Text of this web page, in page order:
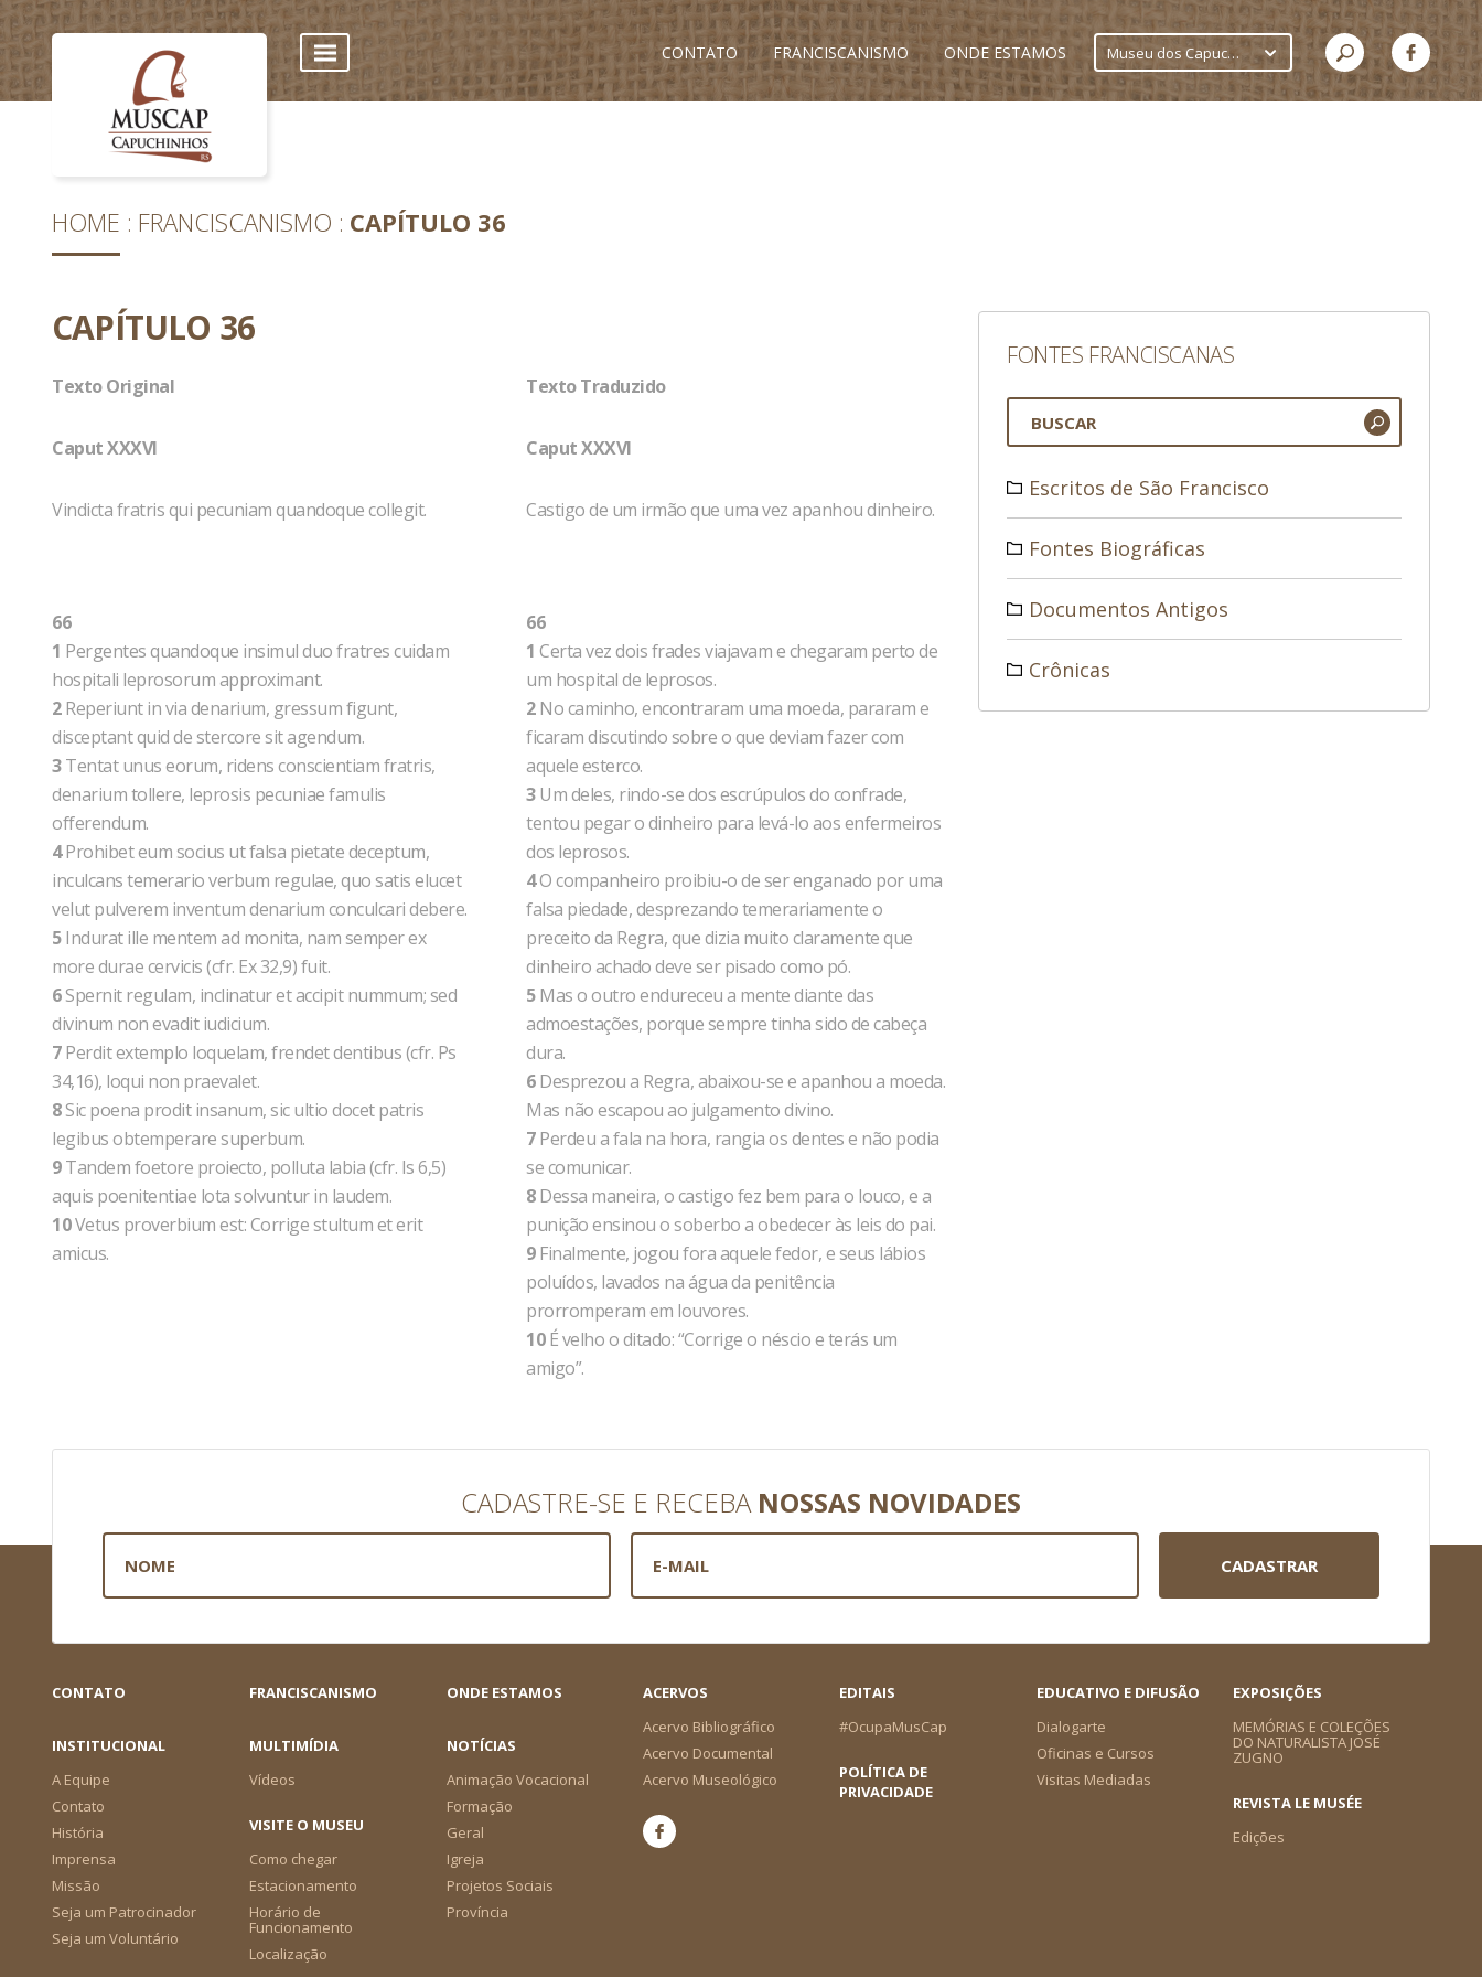
CONTATO FRANCISCANISMO ONDE ESTAMOS Museu dos Capuchinhos
HOME FRANCISCANISMO CAPÍTULO 36
CAPÍTULO 36
Texto Original
Caput XXXVI
Vindicta fratris qui pecuniam quandoque collegit.
66
1 Pergentes quandoque insimul duo fratres cuidam
hospitali leprosorum approximant.
2Reperiunt in via denarium, gressum figunt,
disceptant quid de stercore sit agendum.
3Tentat unus eorum, ridens conscientiam fratris,
denarium tollere, leprosis pecuniae famulis
offerendum.
4Prohibet eum socius ut falsa pietate deceptum,
inculcans temerario verbum regulae, quo satis elucet
velut pulverem inventum denarium conculcari debere.
5Indurat ille mentem ad monita, nam semper ex
more durae cervicis (cfr. Ex 32,9) fuit.
6Spernit regulam, inclinatur et accipit nummum; sed
divinum non evadit iudicium.
7Perdit extemplo loquelam, frendet dentibus (cfr. Ps
34,16), loqui non praevalet.
8Sic poena prodit insanum, sic ultio docet patris
legibus obtemperare superbum.
9Tandem foetore proiecto, polluta labia (cfr. Is 6,5)
aquis poenitentiae lota solvuntur in laudem.
10Vetus proverbium est: Corrige stultum et erit
amicus.
Texto Traduzido
Caput XXXVI
Castigo de um irmão que uma vez apanhou dinheiro.
66
1 Certa vez dois frades viajavam e chegaram perto de
um hospital de leprosos.
2No caminho, encontraram uma moeda, pararam e
ficaram discutindo sobre o que deviam fazer com
aquele esterco.
3Um deles, rindo-se dos escrúpulos do confrade,
tentou pegar o dinheiro para levá-lo aos enfermeiros
dos leprosos.
4O companheiro proibiu-o de ser enganado por uma
falsa piedade, desprezando temerariamente o
preceito da Regra, que dizia muito claramente que
dinheiro achado deve ser pisado como pó.
5Mas o outro endureceu a mente diante das
admoestações, porque sempre tinha sido de cabeça
dura.
6Desprezou a Regra, abaixou-se e apanhou a moeda.
Mas não escapou ao julgamento divino.
7Perdeu a fala na hora, rangia os dentes e não podia
se comunicar.
8Dessa maneira, o castigo fez bem para o louco, e a
punição ensinou o soberbo a obedecer às leis do pai.
9Finalmente, jogou fora aquele fedor, e seus lábios
poluídos, lavados na água da penitência
prorromperam em louvores.
10É velho o ditado: “Corrige o néscio e terás um
amigo”.
FONTES FRANCISCANAS
Escritos de São Francisco
Fontes Biográficas
Documentos Antigos
Crônicas
CADASTRE-SE E RECEBA NOSSAS NOVIDADES
CADASTRAR
CONTATO FRANCISCANISMO ONDE ESTAMOS
ACERVOS
Acervo Bibliográfico
Acervo Documental
Acervo Museológico
EDITAIS
#OcupaMusCap
EDUCATIVO E DIFUSÃO
Dialogarte
Oficinas e Cursos
Visitas Mediadas
EXPOSIÇÕES
MEMÓRIAS E COLEÇÕES
DO NATURALISTA JOSÉ
ZUGNO
INSTITUCIONAL
A Equipe
Contato
História
Imprensa
Missão
Seja um Patrocinador
Seja um Voluntário
MULTIMÍDIA
Vídeos
NOTÍCIAS
Animação Vocacional
Formação
Geral
Igreja
Projetos Sociais
Província
POLÍTICA DE
PRIVACIDADE
REVISTA LE MUSÉE
Edições
VISITE O MUSEU
Como chegar
Estacionamento
Horário de
Funcionamento
Localização